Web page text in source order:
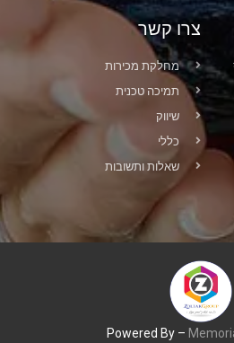
צרו קשר
מחלקת מכירות
תמיכה טכנית
שיווק
כללי
שאלות ותשובות